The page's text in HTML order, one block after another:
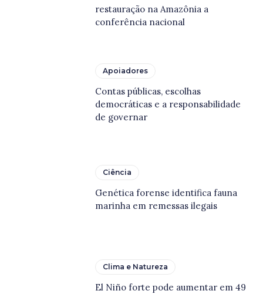
restauração na Amazônia a
conferência nacional
Apoiadores
Contas públicas, escolhas
democráticas e a responsabilidade
de governar
Ciência
Genética forense identifica fauna
marinha em remessas ilegais
Clima e Natureza
El Niño forte pode aumentar em 49